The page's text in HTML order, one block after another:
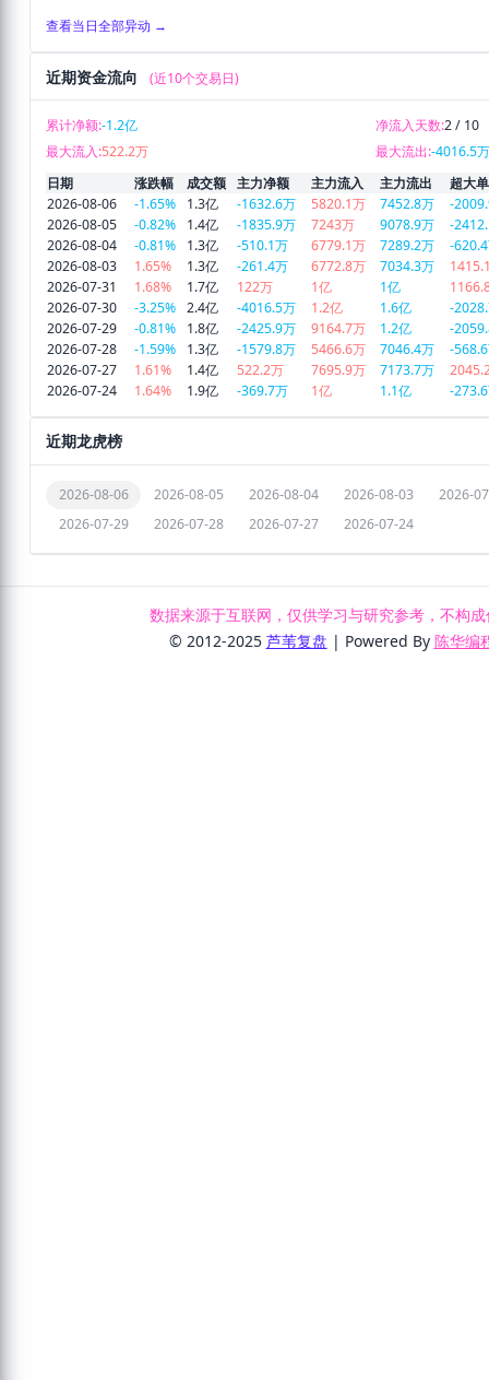
查看当日全部异动 →
近期资金流向 (近10个交易日)
累计净额:-1.2亿 净流入天数:2 / 10
最大流入:522.2万 最大流出:-4016.5万
日期
涨跌幅 成交额 主力净额 主力流入 主力流出
超大
2026-08-06
-1.65% 1.3亿 -1632.6万 5820.1万 7452.8万
-
2026-08-05
-0.82% 1.4亿 -1835.9万 7243万 9078.9万
-
2026-08-04
-0.81% 1.3亿 -510.1万 6779.1万 7289.2万
-
2026-08-03
1.65% 1.3亿 -261.4万 6772.8万 7034.3万
2026-07-31
1.68% 1.7亿 122万 1亿 1亿
2026-07-30
-3.25% 2.4亿 -4016.5万 1.2亿 1.6亿
-
2026-07-29
-0.81% 1.8亿 -2425.9万 9164.7万 1.2亿
-
2026-07-28
-1.59% 1.3亿 -1579.8万 5466.6万 7046.4万
-
2026-07-27
1.61% 1.4亿 522.2万 7695.9万 7173.7万
2026-07-24
1.64% 1.9亿 -369.7万 1亿 1.1亿 -
近期龙虎榜
2026-08-06 2026-08-05 2026-08-04 2026-08-03
2026-
2026-07-29
2026-07-28 2026-07-27 2026-07-24
数据来源于互联网，仅供学习与研究参考，不构
© 2012-2025 芦苇复盘 | Powered By 陈华编